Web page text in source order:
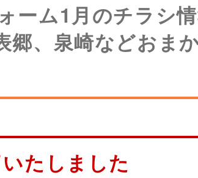
ーム1月のチラシ
郷、泉崎などおま
たしました